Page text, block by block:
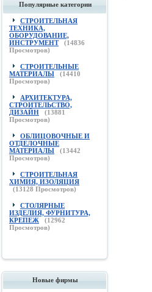
Популярные категории
СТРОИТЕЛЬНАЯ
ТЕХНИКА,
ОБОРУДОВАНИЕ,
ИНСТРУМЕНТ
(14836
Просмотров)
СТРОИТЕЛЬНЫЕ
МАТЕРИАЛЫ
(14410
Просмотров)
АРХИТЕКТУРА,
СТРОИТЕЛЬСТВО,
ДИЗАЙН
(13881
Просмотров)
ОБЛИЦОВОЧНЫЕ И
ОТДЕЛОЧНЫЕ
МАТЕРИАЛЫ
(13442
Просмотров)
СТРОИТЕЛЬНАЯ
ХИМИЯ, ИЗОЛЯЦИЯ
(13128 Просмотров)
СТОЛЯРНЫЕ
ИЗДЕЛИЯ, ФУРНИТУРА,
КРЕПЕЖ
(12962
Просмотров)
Новые фирмы